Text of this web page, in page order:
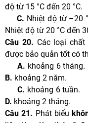
độ từ 15 °C đến 20 °C.
C. Nhiệt độ từ –20
Nhiệt độ từ 20 °C đến
Câu 20. Các loại
được bảo quản tốt có
A. khoảng 6 tháng.
B. khoảng 2 năm.
C. khoảng 6 tuần.
D. khoảng 2 tháng.
Câu 21. Phát biểu